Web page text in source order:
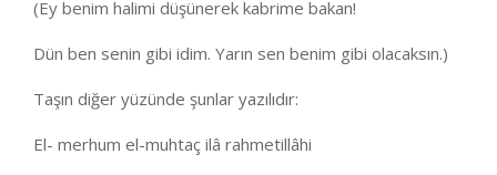
(Ey benim halimi düşünerek kabrime bakan!
Dün ben senin gibi idim. Yarın sen benim gibi olacaksın.)
Taşın diğer yüzünde şunlar yazılıdır:
El- merhum el-muhtaç ilâ rahmetillâhi